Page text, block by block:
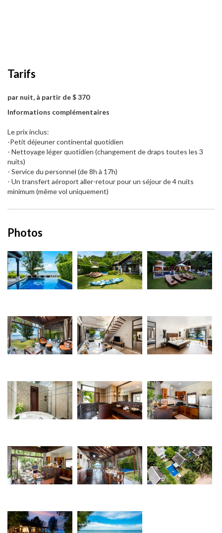
Tarifs
par nuit, à partir de $ 370
Informations complémentaires
Le prix inclus:
-Petit déjeuner continental quotidien
- Nettoyage léger quotidien (changement de draps toutes les 3
nuits)
- Service du personnel (de 8h à 17h)
- Un transfert aéroport aller-retour pour un séjour de 4 nuits
minimum (même vol uniquement)
Photos